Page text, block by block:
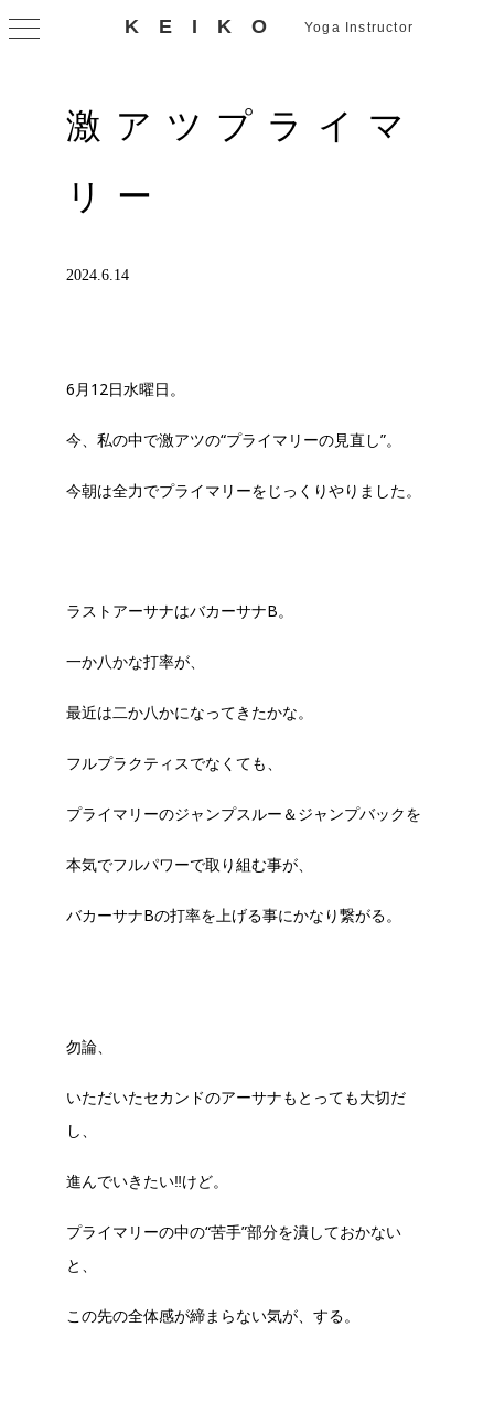
KEIKO Yoga Instructor
激アツプライマ
リー
2024.6.14
6月12日水曜日。
今、私の中で激アツの“プライマリーの見直し”。
今朝は全力でプライマリーをじっくりやりました。
ラストアーサナはバカーサナB。
一か八かな打率が、
最近は二か八かになってきたかな。
フルプラクティスでなくても、
プライマリーのジャンプスルー＆ジャンプバックを
本気でフルパワーで取り組む事が、
バカーサナBの打率を上げる事にかなり繋がる。
勿論、
いただいたセカンドのアーサナもとっても大切だ
し、
進んでいきたい‼︎けど。
プライマリーの中の“苦手”部分を潰しておかない
と、
この先の全体感が締まらない気が、する。